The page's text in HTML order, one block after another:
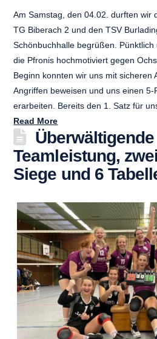
Am Samstag, den 04.02. durften wir
TG Biberach 2 und den TSV
Schönbuchhalle begrüßen.
die Pfronis hochmotiviert gegen
Beginn konnten wir uns mit sicheren
Angriffen beweisen und uns einen 5-
erarbeiten. Bereits den 1. Satz für
Read More
Überwältigende
Teamleistung,
Siege und 6